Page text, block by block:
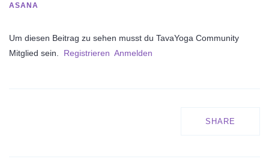
ASANA
Um diesen Beitrag zu sehen musst du TavaYoga Community
Mitglied sein. Registrieren Anmelden
SHARE